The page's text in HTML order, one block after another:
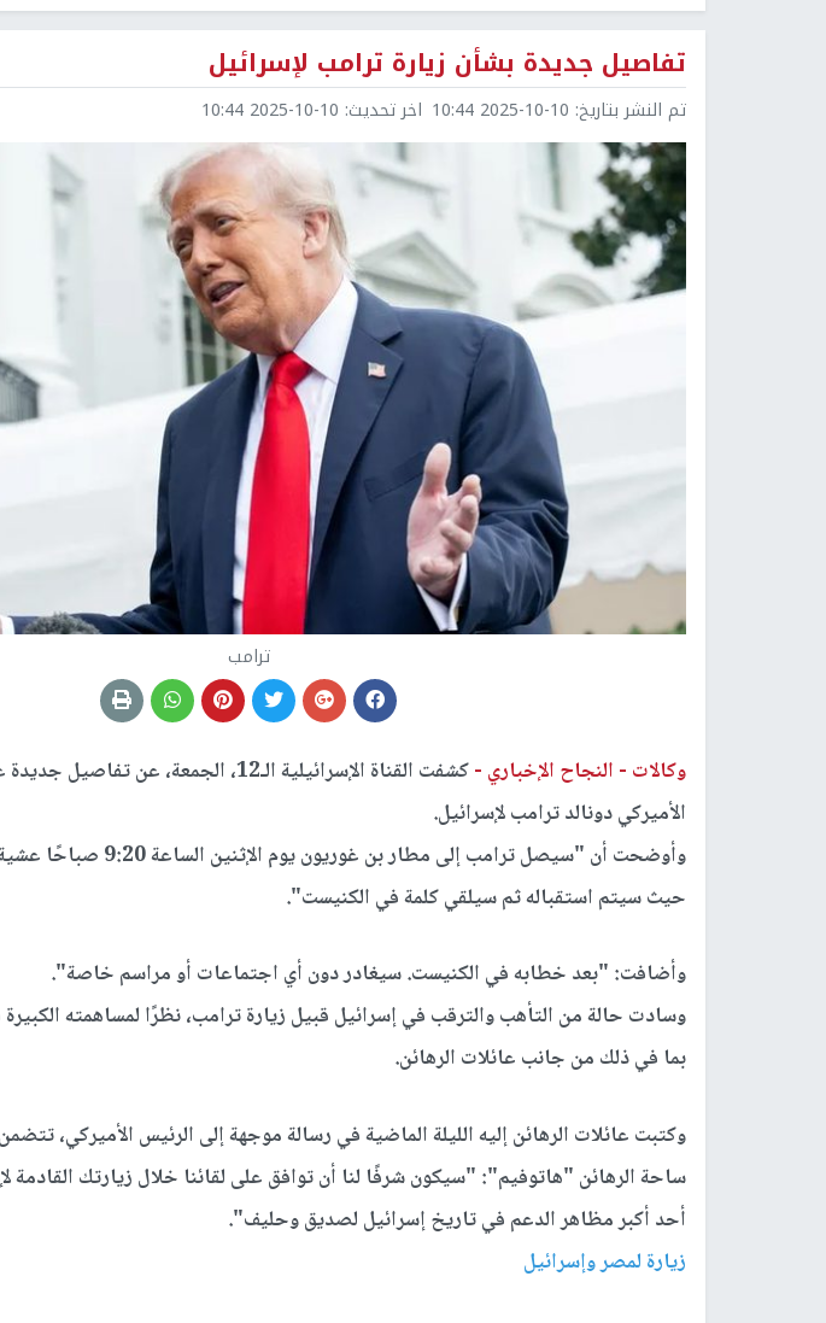
تفاصيل جديدة بشأن زيارة ترامب لإسرائيل
تم النشر بتاريخ: 2025-10-10 10:44 اخر تحديث: 2025-10-10 10:44
ترامب
وكالات - النجاح الإخباري -
كشفت القناة الإسرائيلية الـ12، الجمعة، عن
الأميركي دونالد ترامب لإسرائيل.
وأوضحت أن "سيصل ترامب إلى مطار
حيث سيتم استقباله ثم سيلقي كلمة في الكنيست".
وأضافت: "بعد خطابه في الكنيست. سيغادر دون أي اجتماعات أو مراسم خاصة".
وسادت حالة من التأهب والترقب في إسرائيل قبيل زيارة ترامب، نظرًا لمساهمته الكبيرة
بما في ذلك من جانب عائلات الرهائن.
وكتبت عائلات الرهائن إليه الليلة الماضية في رسالة موجهة إلى الرئيس الأميركي،
ساحة الرهائن "هاتوفيم": "سيكون شرفًا لنا أن توافق على لقائنا خلال زيارتك القادمة
أحد أكبر مظاهر الدعم في تاريخ إسرائيل لصديق وحليف".
زيارة لمصر وإسرائيل